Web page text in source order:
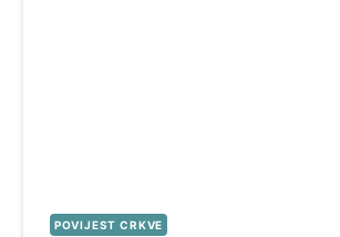
POVIJEST CRKVE